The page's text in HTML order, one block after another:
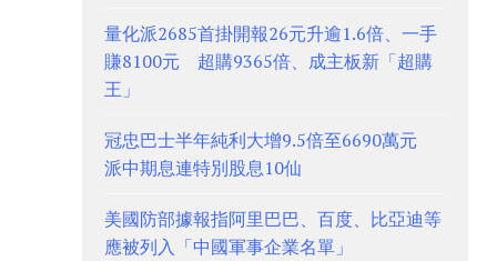
量化派2685首掛開報26元升逾1.6倍、一手
賺8100元 超購9365倍、成主板新「超購
王」
冠忠巴士半年純利大增9.5倍至6690萬元
派中期息連特別股息10仙
美國防部據報指阿里巴巴、百度、比亞迪等
應被列入「中國軍事企業名單」